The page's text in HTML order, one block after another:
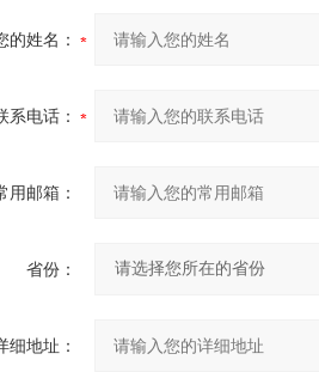
的姓名：
系电话：
用邮箱：
省份：
细地址：